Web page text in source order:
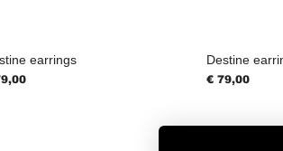
earrings Destine
Prijs
€ 79,00